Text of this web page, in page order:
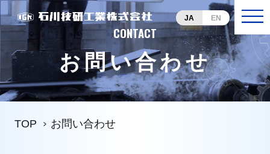
JA EN
CONTACT
お問い合わせ
TOP お問い合わせ